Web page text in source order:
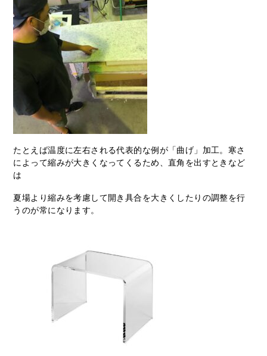
たとえば温度に左右される代表的な例が「曲げ」加工。寒さ
によって縮みが大きくなってくるため、直角を出すときなど
は
夏場より縮みを考慮して開き具合を大きくしたりの調整を行
うのが常になります。